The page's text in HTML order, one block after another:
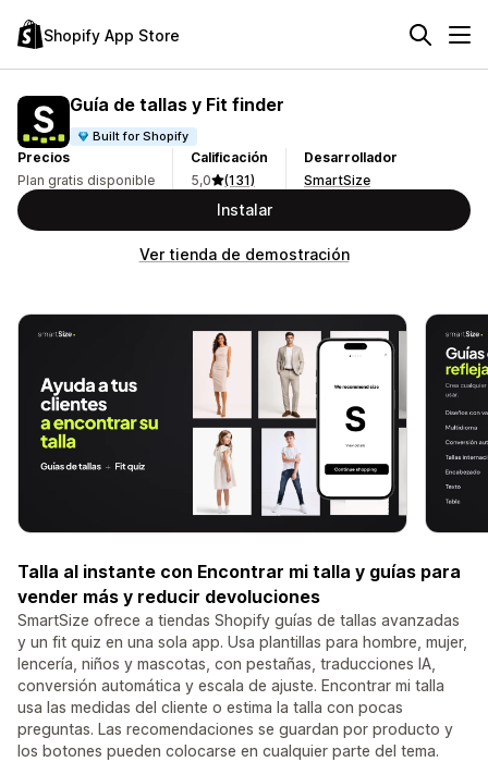
Shopify App Store
Guía de tallas y Fit finder
Built for Shopify
Precios
Plan gratis disponible
Calificación
5,0
(131)
Desarrollador
SmartSize
Instalar
Ver tienda de demostración
Talla al instante con Encontrar mi talla y guías para
vender más y reducir devoluciones
SmartSize ofrece a tiendas Shopify guías de tallas avanzadas
y un fit quiz en una sola app. Usa plantillas para hombre, mujer,
lencería, niños y mascotas, con pestañas, traducciones IA,
conversión automática y escala de ajuste. Encontrar mi talla
usa las medidas del cliente o estima la talla con pocas
preguntas. Las recomendaciones se guardan por producto y
los botones pueden colocarse en cualquier parte del tema.